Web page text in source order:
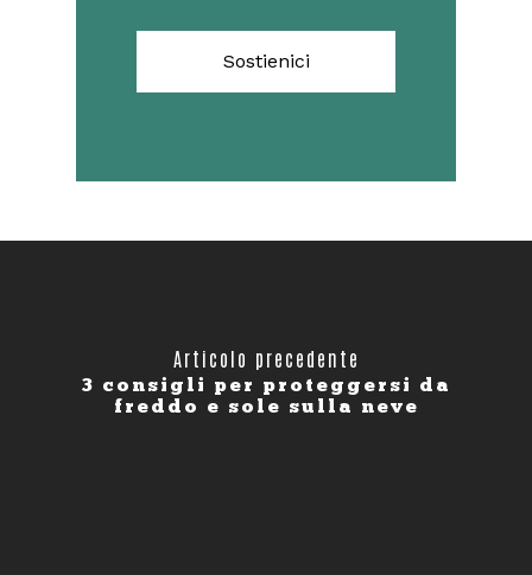
Sostienici
Articolo precedente
3 consigli per proteggersi da
freddo e sole sulla neve